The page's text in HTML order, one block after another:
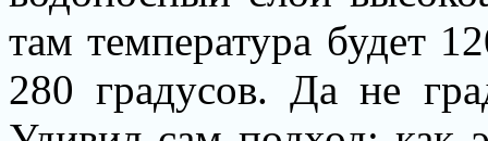
там температура будет
280 градусов. Да не